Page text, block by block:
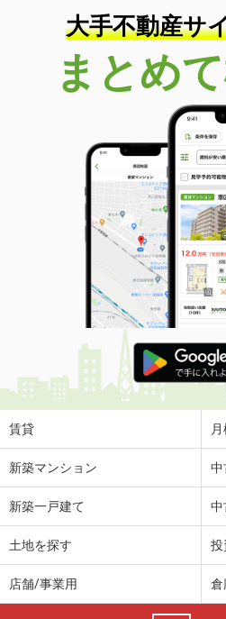
大手不動産サ
まとめ
賃貸
新築マンション 中
新築一戸建て 中
土地を探す 投
店舗/事業用 倉